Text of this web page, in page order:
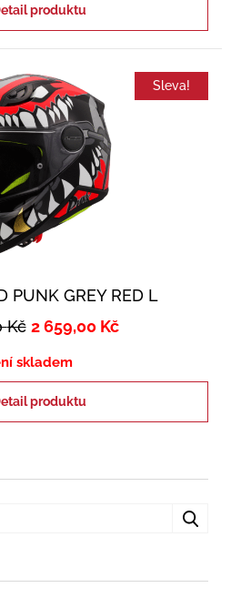
produktu
Sleva!
PUNK GREY RED L
Kč 2 659,00 Kč
skladem
produktu